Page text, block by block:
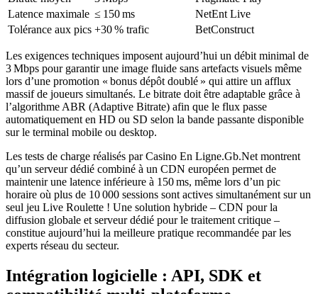
Latence maximale ≤ 150 ms
NetEnt Live
Tolérance aux pics +30 % trafic BetConstruct
Les exigences techniques imposent aujourd’hui un débit minimal de
3 Mbps pour garantir une image fluide sans artefacts visuels même
lors d’une promotion « bonus dépôt doublé » qui attire un afflux
massif de joueurs simultanés. Le bitrate doit être adaptable grâce à
l’algorithme ABR (Adaptive Bitrate) afin que le flux passe
automatiquement en HD ou SD selon la bande passante disponible
sur le terminal mobile ou desktop.
Les tests de charge réalisés par Casino En Ligne.Gb.Net montrent
qu’un serveur dédié combiné à un CDN européen permet de
maintenir une latence inférieure à 150 ms, même lors d’un pic
horaire où plus de 10 000 sessions sont actives simultanément sur un
seul jeu Live Roulette ! Une solution hybride – CDN pour la
diffusion globale et serveur dédié pour le traitement critique –
constitue aujourd’hui la meilleure pratique recommandée par les
experts réseau du secteur.
Intégration logicielle : API, SDK et